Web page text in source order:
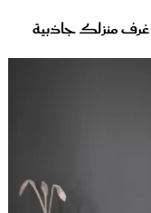
غرف منزلك جاذبية